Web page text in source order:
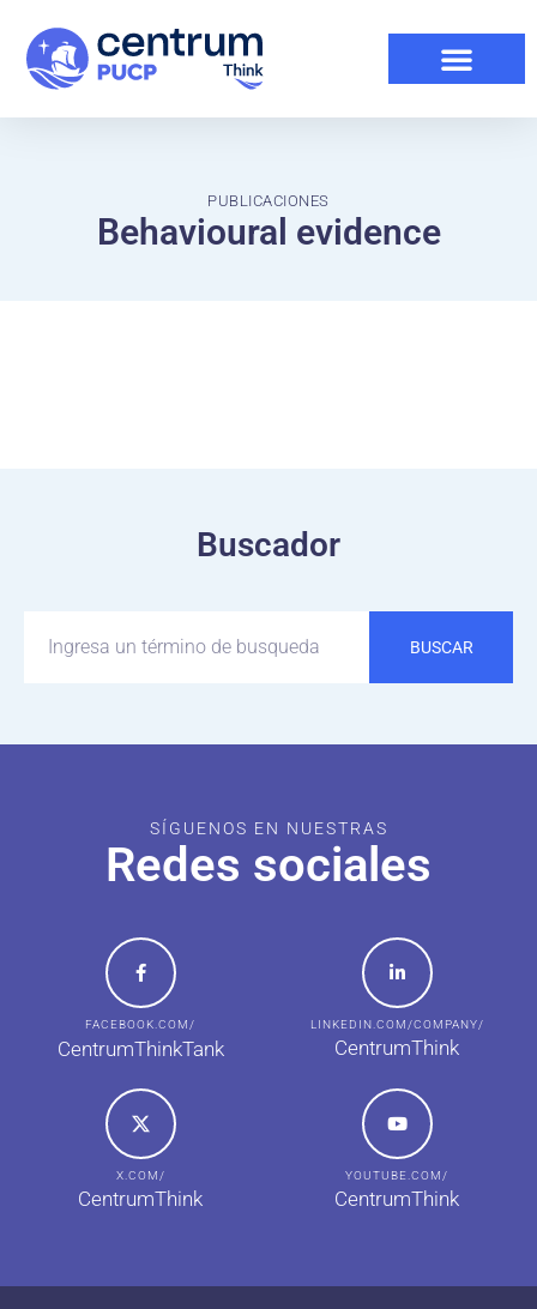
PUBLICACIONES
Behavioural evidence
Buscador
BUSCAR
SÍGUENOS EN NUESTRAS
Redes sociales
FACEBOOK.COM/
CentrumThinkTank
LINKEDIN.COM/COMPANY/
CentrumThink
X.COM/
CentrumThink
YOUTUBE.COM/
CentrumThink